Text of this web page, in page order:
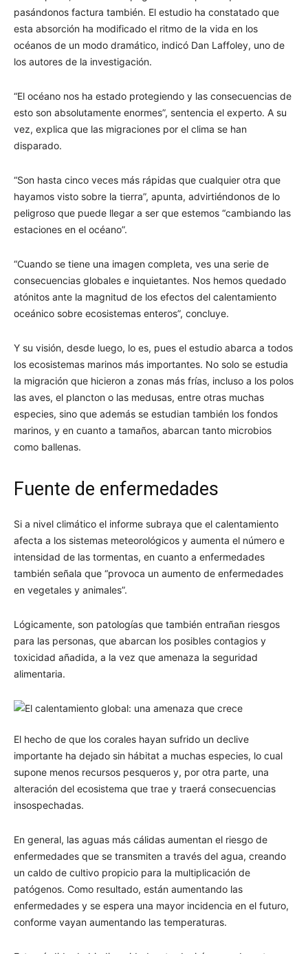
pasándonos factura también. El estudio ha constatado que
esta absorción ha modificado el ritmo de la vida en los
océanos de un modo dramático, indicó Dan Laffoley, uno de
los autores de la investigación.
“El océano nos ha estado protegiendo y las consecuencias de
esto son absolutamente enormes”, sentencia el experto. A su
vez, explica que las migraciones por el clima se han
disparado.
“Son hasta cinco veces más rápidas que cualquier otra que
hayamos visto sobre la tierra”, apunta, advirtiéndonos de lo
peligroso que puede llegar a ser que estemos “cambiando las
estaciones en el océano”.
“Cuando se tiene una imagen completa, ves una serie de
consecuencias globales e inquietantes. Nos hemos quedado
atónitos ante la magnitud de los efectos del calentamiento
oceánico sobre ecosistemas enteros”, concluye.
Y su visión, desde luego, lo es, pues el estudio abarca a todos
los ecosistemas marinos más importantes. No solo se estudia
la migración que hicieron a zonas más frías, incluso a los polos
las aves, el plancton o las medusas, entre otras muchas
especies, sino que además se estudian también los fondos
marinos, y en cuanto a tamaños, abarcan tanto microbios
como ballenas.
Fuente de enfermedades
Si a nivel climático el informe subraya que el calentamiento
afecta a los sistemas meteorológicos y aumenta el número e
intensidad de las tormentas, en cuanto a enfermedades
también señala que “provoca un aumento de enfermedades
en vegetales y animales”.
Lógicamente, son patologías que también entrañan riesgos
para las personas, que abarcan los posibles contagios y
toxicidad añadida, a la vez que amenaza la seguridad
alimentaria.
El hecho de que los corales hayan sufrido un declive
importante ha dejado sin hábitat a muchas especies, lo cual
supone menos recursos pesqueros y, por otra parte, una
alteración del ecosistema que trae y traerá consecuencias
insospechadas.
En general, las aguas más cálidas aumentan el riesgo de
enfermedades que se transmiten a través del agua, creando
un caldo de cultivo propicio para la multiplicación de
patógenos. Como resultado, están aumentando las
enfermedades y se espera una mayor incidencia en el futuro,
conforme vayan aumentando las temperaturas.